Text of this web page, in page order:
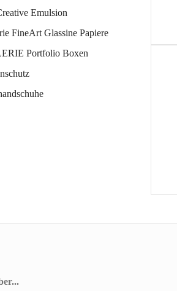
Emulsion
FineArt Glassine Papiere
Portfolio Boxen